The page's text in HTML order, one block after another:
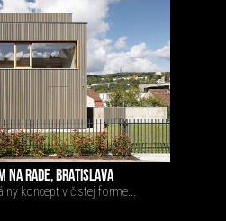
NA RADE, BRATISLAVA
koncept v čistej forme...